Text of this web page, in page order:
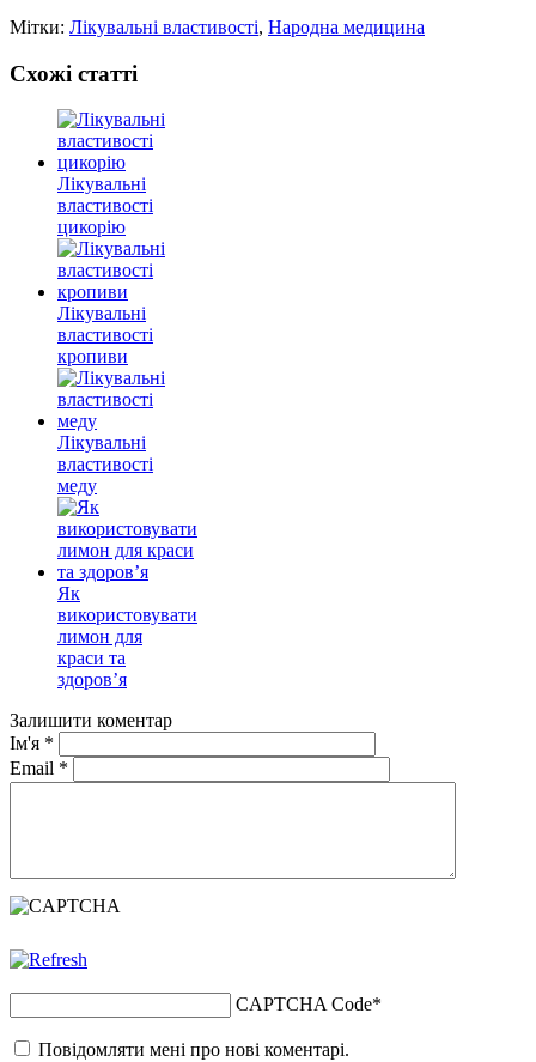
Мітки: Лікувальні властивості, Народна медицина
Схожі статті
Лікувальні
властивості
цикорію
Лікувальні
властивості
кропиви
Лікувальні
властивості
меду
Як
використовувати
лимон для
краси та
здоров’я
Залишити коментар
Ім'я *
Email *
CAPTCHA Code*
Повідомляти мені про нові коментарі.